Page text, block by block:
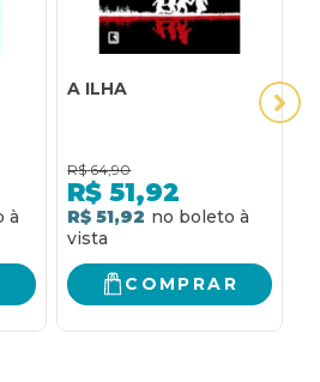
A ILHA
R$ 64,90
R$ 51,92
R$ 51,92
COMPRAR